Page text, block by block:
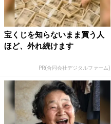
宝くじを知らないまま買う人
ほど、外れ続けます
PR(合同会社デジタルファーム)